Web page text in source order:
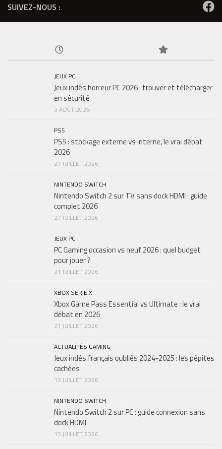
SUIVEZ-NOUS :
JEUX PC
Jeux indés horreur PC 2026 : trouver et télécharger
en sécurité
3 AOÛT 2026
PS5
PS5 : stockage externe vs interne, le vrai débat
2026
27 JUILLET 2026
NINTENDO SWITCH
Nintendo Switch 2 sur TV sans dock HDMI : guide
complet 2026
27 JUILLET 2026
JEUX PC
PC Gaming occasion vs neuf 2026 : quel budget
pour jouer ?
21 JUILLET 2026
XBOX SERIE X
Xbox Game Pass Essential vs Ultimate : le vrai
débat en 2026
21 JUILLET 2026
ACTUALITÉS GAMING
Jeux indés français oubliés 2024-2025 : les pépites
cachées
13 JUILLET 2026
NINTENDO SWITCH
Nintendo Switch 2 sur PC : guide connexion sans
dock HDMI
13 JUILLET 2026